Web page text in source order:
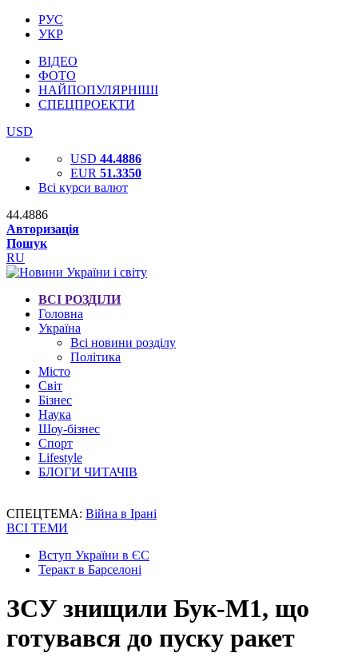
РУС
УКР
ВІДЕО
ФОТО
НАЙПОПУЛЯРНІШІ
СПЕЦПРОЕКТИ
USD
USD 44.4886
EUR 51.3350
Всі курси валют
44.4886
Авторизація
Пошук
RU
ВСІ РОЗДІЛИ
Головна
Україна
Всі новини розділу
Політика
Місто
Світ
Бізнес
Наука
Шоу-бізнес
Спорт
Lifestyle
БЛОГИ ЧИТАЧІВ
СПЕЦТЕМА: Війна в Ірані
ВСІ ТЕМИ
Вступ України в ЄС
Теракт в Барселоні
ЗСУ знищили Бук-М1, що
готувався до пуску ракет